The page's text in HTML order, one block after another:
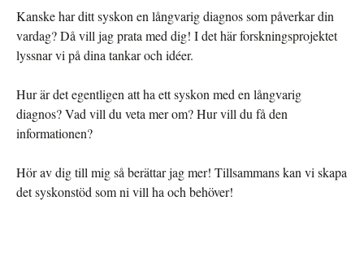
Kanske har ditt syskon en långvarig diagnos som påverkar din
vardag? Då vill jag prata med dig! I det här forskningsprojektet
lyssnar vi på dina tankar och idéer.
Hur är det egentligen att ha ett syskon med en långvarig
diagnos? Vad vill du veta mer om? Hur vill du få den
informationen?
Hör av dig till mig så berättar jag mer! Tillsammans kan vi skapa
det syskonstöd som ni vill ha och behöver!